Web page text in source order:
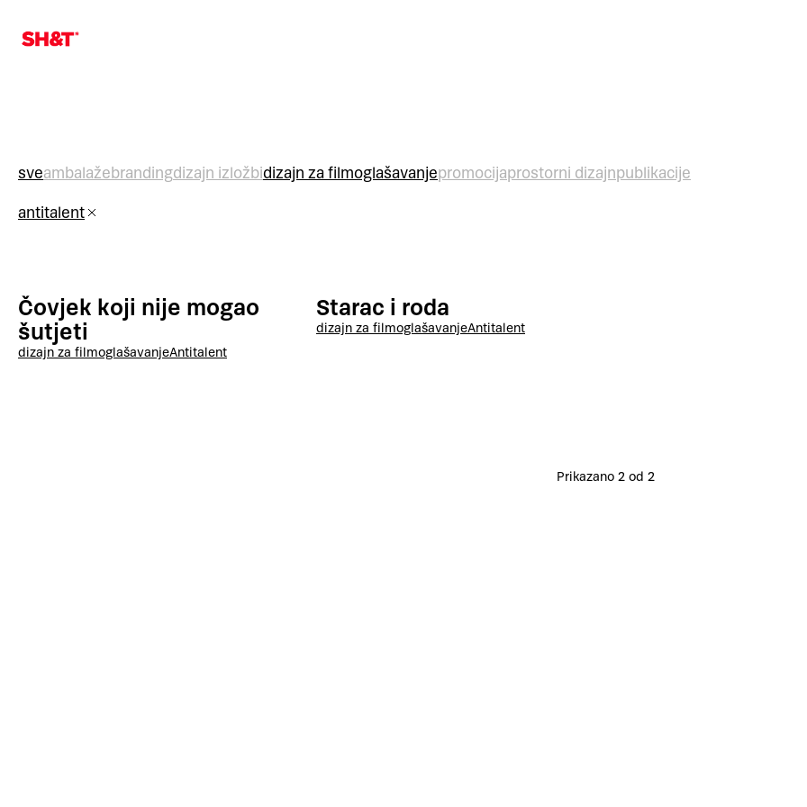
sveambalažebrandingdizajn izložbidizajn za filmoglašavanjepromocijaprostorni dizajnpublikacije
antitalent
Čovjek koji nije mogao
šutjeti
dizajn za filmoglašavanjeAntitalent
Starac i roda
dizajn za filmoglašavanjeAntitalent
Prikazano 2 od 2